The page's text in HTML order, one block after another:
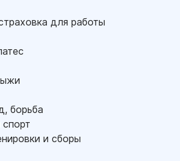
для работы
борьба
и сборы